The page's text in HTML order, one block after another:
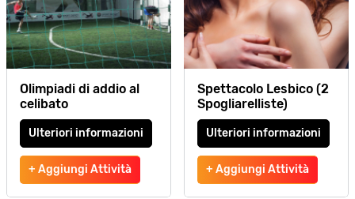
Olimpiadi di addio al
celibato
Ulteriori informazioni
+ Aggiungi Attività
Spettacolo Lesbico (2
Spogliarelliste)
Ulteriori informazioni
+ Aggiungi Attività